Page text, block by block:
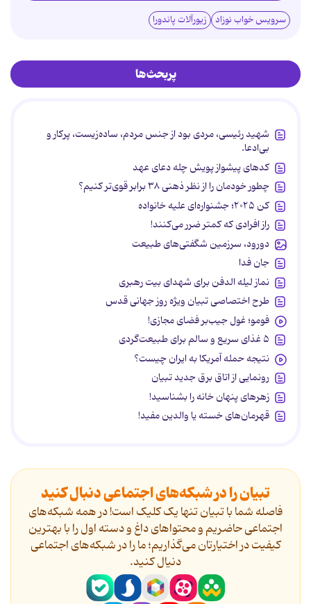
سرویس خواب نوزاد زیورآلات پاندورا
پربحث‌ها
شهید رئیسی، مردی بود از جنس مردم، ساده‌زیست، پرکار و
بی‌ادعا.
کدهای پیشواز پویش چله دعای عهد
چطور خودمان را از نظر ذهنی ۳۸ برابر قوی‌تر کنیم؟
کن ۲۰۲۵؛ جشنواره‌ای علیه خانواده
راز افرادی که کمتر ضرر می‌کنند!
دورود، سرزمین شگفتی‌های طبیعت
جان فدا
نماز لیله الدفن برای شهدای بیت رهبری
طرح اختصاصی تبیان ویژه روز جهانی قدس
فومو؛ غول جیب‌بر فضای مجازی!
۵ غذای سریع و سالم برای طبیعت‌گردی
نتیجه حمله آمریکا به ایران چیست؟
رونمایی از اتاق برق جدید تبیان
زهرهای پنهان خانه را بشناسید!
قهرمان‌های خسته یا والدین مفید!
تبیان را در شبکه‌های اجتماعی دنبال کنید
فاصله شما با تبیان تنها یک کلیک است! در همه شبکه‌های
اجتماعی حاضریم و محتواهای داغ و دسته اول را با بهترین
کیفیت در اختیارتان می‌گذاریم؛ ما را در شبکه‌های اجتماعی
دنیال کنید.